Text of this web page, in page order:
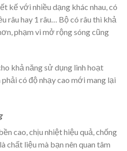
kế với nhiều dạng khác nhau, có
râu hay 1 râu… Bộ có râu thì khả
phạm vi mở rộng sóng cũng
khả năng sử dụng linh hoạt
phải có độ nhạy cao mới mang lại
cao, chịu nhiệt hiệu quả, chống
chất liệu mà bạn nên quan tâm